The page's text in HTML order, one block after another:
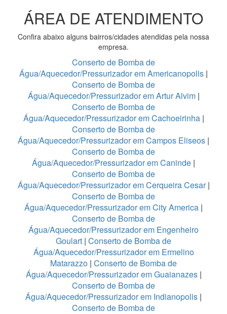
ÁREA DE ATENDIMENTO
Confira abaixo alguns bairros/cidades atendidas pela nossa
empresa.
Conserto de Bomba de
Água/Aquecedor/Pressurizador em Americanopolis |
Conserto de Bomba de
Água/Aquecedor/Pressurizador em Artur Alvim |
Conserto de Bomba de
Água/Aquecedor/Pressurizador em Cachoeirinha|
Conserto de Bomba de
Água/Aquecedor/Pressurizador em Campos Eliseos |
Conserto de Bomba de
Água/Aquecedor/Pressurizador em Caninde |
Conserto de Bomba de
Água/Aquecedor/Pressurizador em Cerqueira Cesar|
Conserto de Bomba de
Água/Aquecedor/Pressurizador em City America |
Conserto de Bomba de
Água/Aquecedor/Pressurizador em Engenheiro
Goulart | Conserto de Bomba de
Água/Aquecedor/Pressurizador em Ermelino
Matarazzo | Conserto de Bomba de
Água/Aquecedor/Pressurizador em Guaianazes|
Conserto de Bomba de
Água/Aquecedor/Pressurizador em Indianopolis |
Conserto de Bomba de